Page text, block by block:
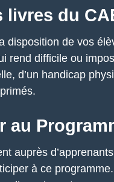
livres du
disposition de vos
rend difficile ou
d’un handicap
au
auprès
à ce